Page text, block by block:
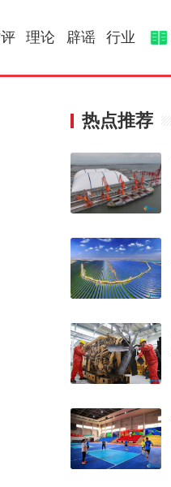
理论 辟谣 行业
热点推荐